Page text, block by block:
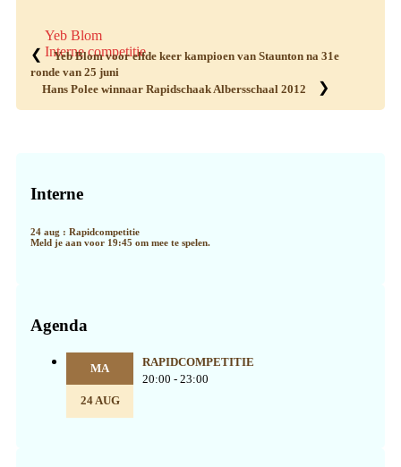
Yeb Blom
Interne competitie
❮
Yeb Blom voor elfde keer kampioen van Staunton na 31e
ronde van 25 juni
Hans Polee winnaar Rapidschaak Albersschaal 2012
❯
Sidebar
Interne
24 aug : Rapidcompetitie
Meld je aan voor 19:45 om mee te spelen.
Agenda
MA
24 AUG
RAPIDCOMPETITIE
20:00 - 23:00